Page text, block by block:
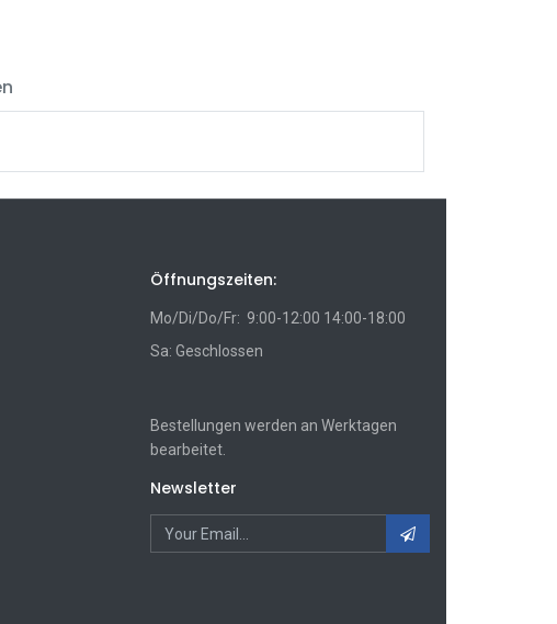
Öffnungszeiten:
Mo/Di/Do/Fr: 9:00-12:00 14:00-18:00
Sa: Geschlossen
Bestellungen werden an Werktagen
bearbeitet.
Newsletter